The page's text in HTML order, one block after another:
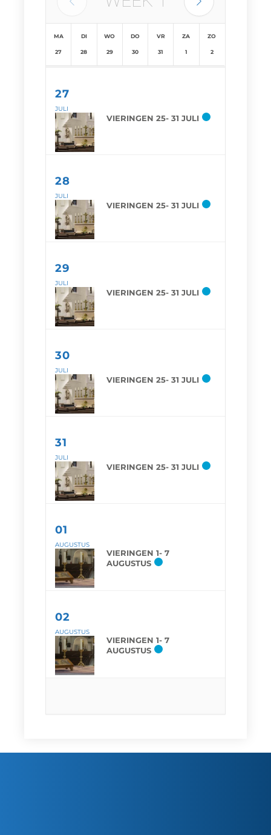
MA
27
DI
28
WO
29
DO
30
VR
31
ZA
1
ZO
2
27
JULI
VIERINGEN 25- 31 JULI
28
JULI
VIERINGEN 25- 31 JULI
29
JULI
VIERINGEN 25- 31 JULI
30
JULI
VIERINGEN 25- 31 JULI
31
JULI
VIERINGEN 25- 31 JULI
01
AUGUSTUS
VIERINGEN 1- 7
AUGUSTUS
02
AUGUSTUS
VIERINGEN 1- 7
AUGUSTUS